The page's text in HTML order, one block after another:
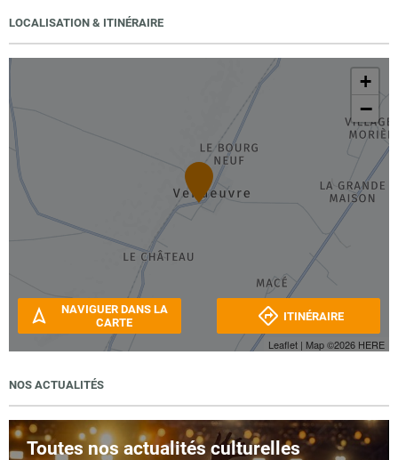
LOCALISATION & ITINÉRAIRE
+
−
Leaflet | Map ©2026 HERE
NAVIGUER DANS LA
CARTE
ITINÉRAIRE
NOS ACTUALITÉS
Toutes nos actualités culturelles